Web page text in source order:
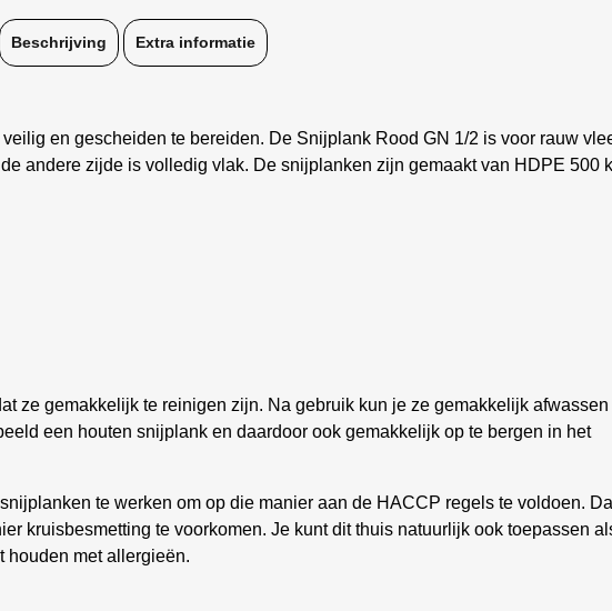
Beschrijving Extra informatie
en gescheiden te bereiden. De Snijplank Rood GN 1/2 is voor rauw
andere zijde is volledig vlak. De snijplanken zijn gemaakt van HDPE 500
ze gemakkelijk te reinigen zijn. Na gebruik kun je ze gemakkelijk afwassen
een houten snijplank en daardoor ook gemakkelijk op te bergen in het
te werken om op die manier aan de HACCP regels te voldoen.
kruisbesmetting te voorkomen. Je kunt dit thuis natuurlijk ook toepassen
houden met allergieën.